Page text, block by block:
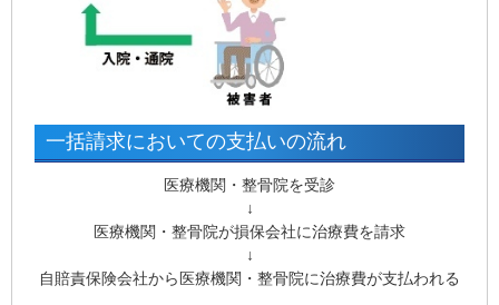
一括請求においての支払いの流れ
医療機関・整骨院を受診
↓
医療機関・整骨院が損保会社に治療費を請求
↓
自賠責保険会社から医療機関・整骨院に治療費が支払われる